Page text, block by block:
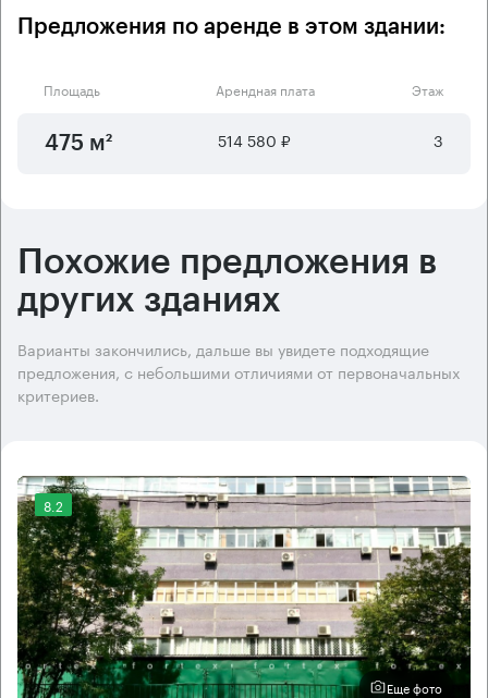
Предложения по аренде в этом здании:
Площадь Арендная плата Этаж
475 м² 514 580 ₽ 3
Похожие предложения в
других зданиях
Варианты закончились, дальше вы увидете подходящие
предложения, с небольшими отличиями от первоначальных
критериев.
8.2
Еще фото